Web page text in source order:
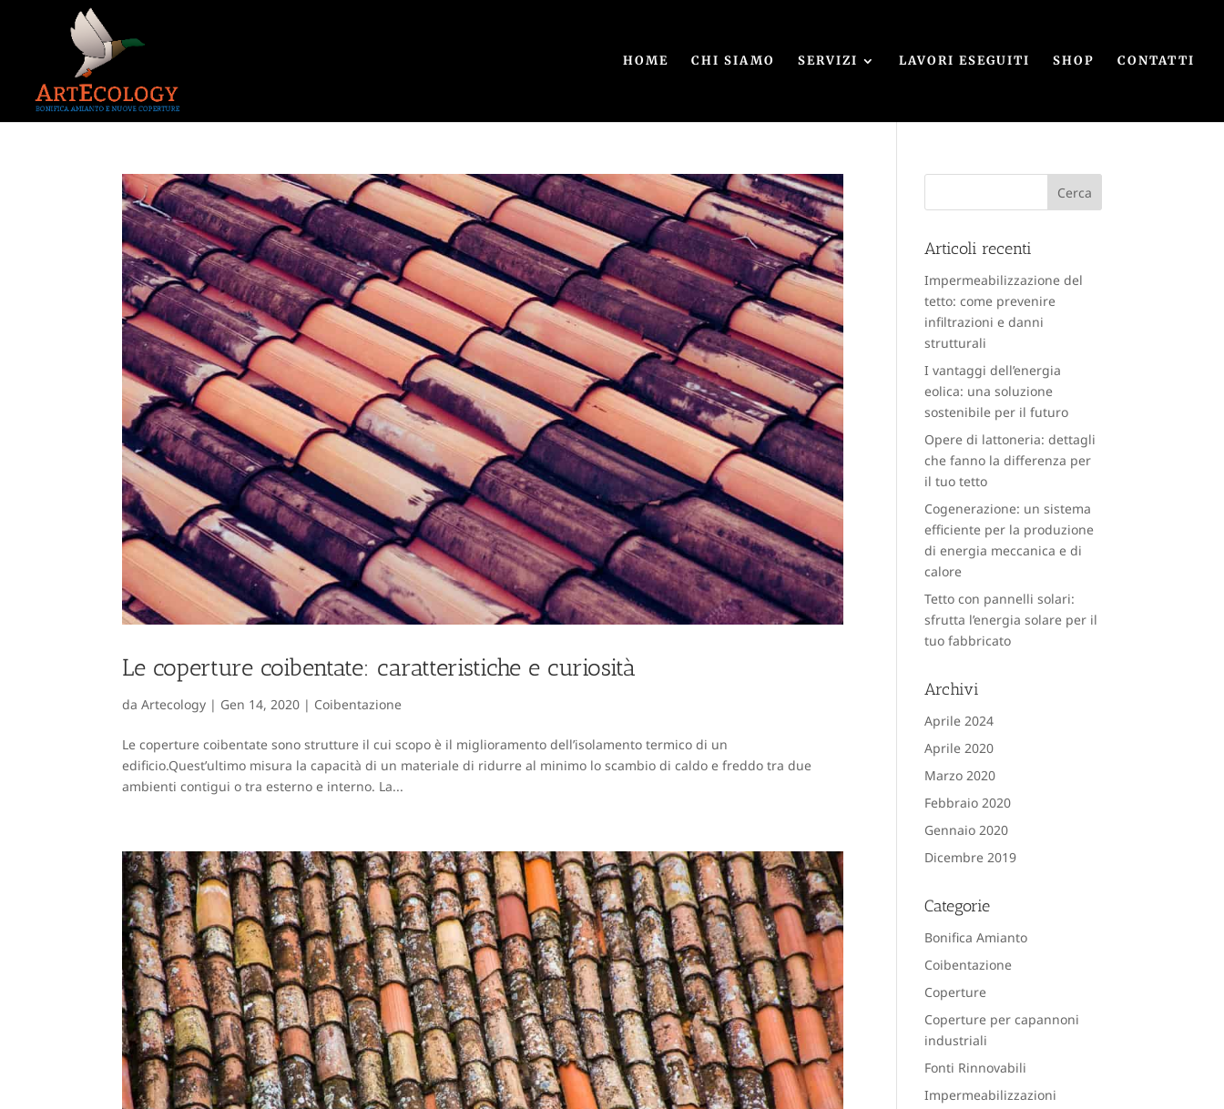
HOME CHI SIAMO SERVIZI LAVORI ESEGUITI SHOP CONTATTI
Le coperture coibentate: caratteristiche e curiosità
daArtecology | Gen 14, 2020 | Coibentazione
Le coperture coibentate sono strutture il cui scopo è il miglioramento dell’isolamento termico di un
edificio.Quest’ultimo misura la capacità di un materiale di ridurre al minimo lo scambio di caldo e freddo tra due
ambienti contigui o tra esterno e interno. La...
Articoli recenti
Impermeabilizzazione del
tetto: come prevenire
infiltrazioni e danni
strutturali
I vantaggi dell’energia
eolica: una soluzione
sostenibile per il futuro
Opere di lattoneria: dettagli
che fanno la differenza per
il tuo tetto
Cogenerazione: un sistema
efficiente per la produzione
di energia meccanica e di
calore
Tetto con pannelli solari:
sfrutta l’energia solare per il
tuo fabbricato
Archivi
Aprile 2024
Aprile 2020
Marzo 2020
Febbraio 2020
Gennaio 2020
Dicembre 2019
Categorie
Bonifica Amianto
Coibentazione
Coperture
Coperture per capannoni
industriali
Fonti Rinnovabili
Impermeabilizzazioni